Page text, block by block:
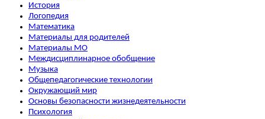
История
Логопедия
Математика
Материалы для родителей
Материалы МО
Междисциплинарное обобщение
Музыка
Общепедагогические технологии
Окружающий мир
Основы безопасности жизнедеятельности
Психология